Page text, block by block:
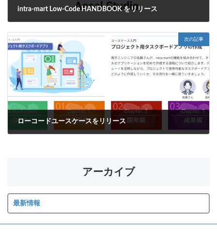
intra-mart Low-Code HANDBOOK をリリース
次の記事
ローコードユースケースをリリース
アーカイブ
最新情報